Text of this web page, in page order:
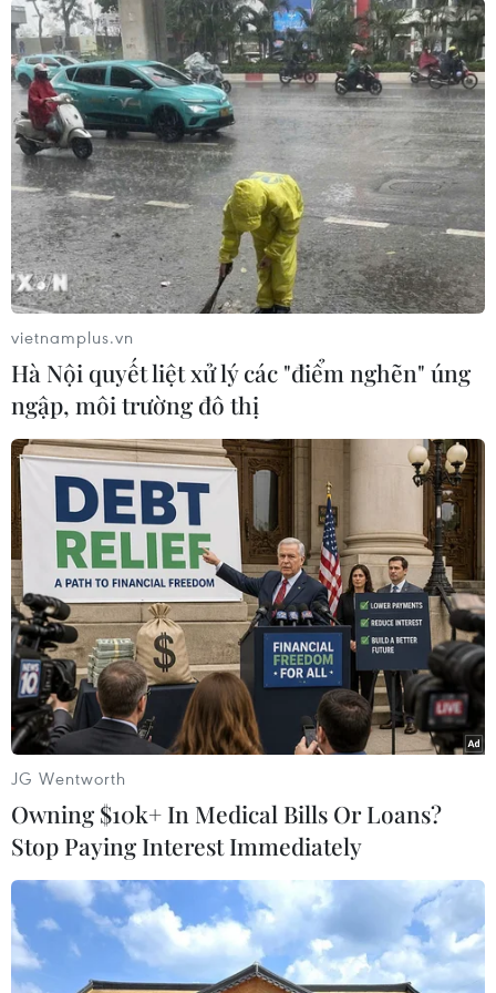
tin văn phòng.
USEC hiện đang có dung lượng 32 GB với 4
phiên bản: màu đen/màu đen dành riêng cho DJ
giá 1,95 triệu đồng (chưa VAT); màu đỏ giới
hạn/màu đỏ dành riêng cho DJ giá 2,05 triệu
đồng (chưa VAT)./.
(Vietnam+)
#Bảo mật #Bảo mật thông tin
#USEC
#Make in Vietnam
#Thiết bị bảo mật #USB
Theo dõi VietnamPlus
TIN LIÊN QUAN
vietnamplus.vn
Hà Nội quyết liệt xử lý các "điểm nghẽn" úng
ngập, môi trường đô thị
JG Wentworth
Owning $10k+ In Medical Bills Or Loans?
Stop Paying Interest Immediately